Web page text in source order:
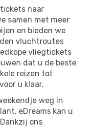
naar
samen met meer
en bieden we
vluchtroutes
vliegtickets
dat u de beste
reizen tot
u klaar.
weg in
eDreams kan u
ons